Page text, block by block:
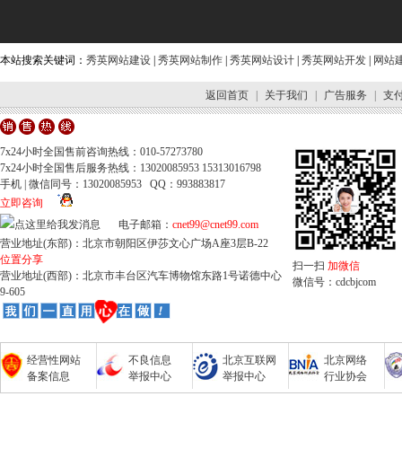
本站搜索关键词： 秀英网站建设 秀英网站制作 秀英网站设计 秀英网站开发 网站
返回首页 关于我们 广告服务 支
7x24小时全国售前咨询热线：010-57273780
7x24小时全国售后服务热线：13020085953 15313016798
手机 | 微信同号：13020085953 QQ：993883817
立即咨询
电子邮箱： cnet99@cnet99.com
营业地址(东部)：北京市朝阳区伊莎文心广场A座3层B-22
位置分享
营业地址(西部)：北京市丰台区汽车博物馆东路1号诺德中心
9-605
扫一扫 加微信
微信号：cdcbjcom
经营性网站
备案信息
不良信息
举报中心
北京互联网
举报中心
北京网络
行业协会